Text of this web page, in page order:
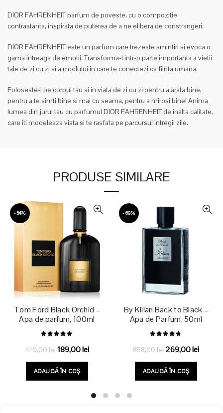
DIOR FAHRENHEIT parfum de poveste, cu o compozitie
contrastanta, inspirata de puterea de a ne elibera de constrangeri.
DIOR FAHRENHEIT este un parfum care trezeste amintiri si evoca o
gama intreaga de emotii. Transforma-l intr-o parte importanta a vietii
tale de zi cu zi si a modului in care te conectezi ca fiinta umana.
Foloseste-l pe corpul tau si in viata de zi cu zi pentru a arata bine,
pentru a te simti bine si mai cu seama, pentru a mirosi bine! Anima
lumea din jurul tau cu parfumul DIOR FAHRENHEIT de inalta calitate,
care iti modeleaza viata si te rasfata pe parcursul intregii zile.
PRODUSE SIMILARE
-54%
Tom Ford Black Orchid –
Apa de parfum, 100ml
410,00leiPrețul
inițial
a
189,00leiPrețul
ADAUGĂ ÎN COȘ
-69%
By Kilian Back to Black –
Apa de Parfum, 50ml
858,00leiPrețul
inițial
a
269,00leiPrețul
ADAUGĂ ÎN COȘ